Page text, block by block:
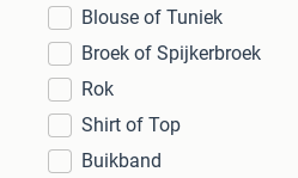
Blouse of Tuniek
Broek of Spijkerbroek
Rok
Shirt of Top
Buikband